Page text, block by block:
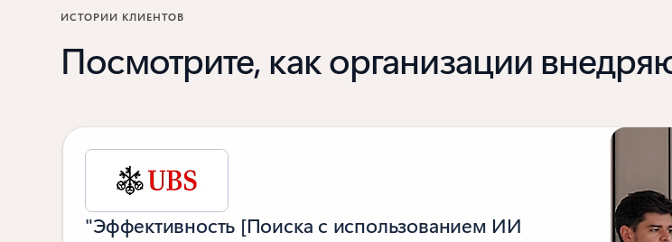
ИСТОРИИ КЛИЕНТОВ
Посмотрите, как организации
"Эффективность [Поиска с использованием ИИ